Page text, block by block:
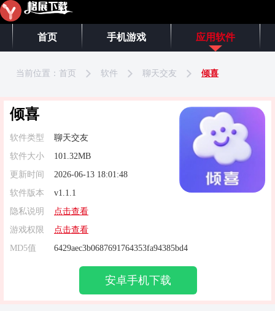
首页 手机游戏 应用软件
当前位置： 首页 软件 聊天交友 倾喜
倾喜
软件类型
聊天交友
软件大小
101.32MB
更新时间
2026-06-13 18:01:48
软件版本
v1.1.1
隐私说明
点击查看
游戏权限
点击查看
MD5值
6429aec3b0687691764353fa94385bd4
安卓手机下载